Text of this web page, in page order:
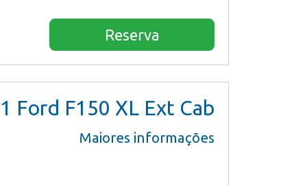
Reserva
Ford F150 XL Ext Cab
Maiores informações